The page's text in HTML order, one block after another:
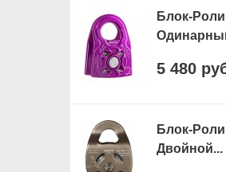
Блок-
5 480
Блок-
Двойной...